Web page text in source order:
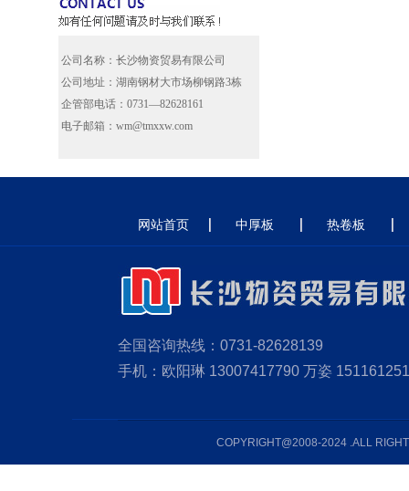
公司名称：长沙物资贸易有限公司
公司地址：湖南钢材大市场柳钢路3栋
企管部电话：0731—82628161
电子邮箱：wm@tmxxw.com
网站首页 中厚板 热卷板
全国咨询热线：0731-82628139
手机：欧阳琳 13007417790 万姿
COPYRIGHT@2008-2024 .ALL